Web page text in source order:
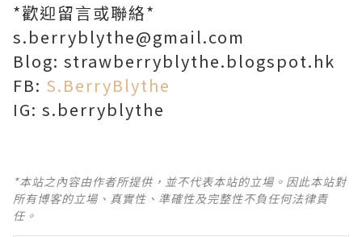
*歡迎留言或聯絡*
s.berryblythe@gmail.com
Blog: strawberryblythe.blogspot.hk
FB: S.BerryBlythe
IG: s.berryblythe
*本站之內容由作者所提供，並不代表本站的立場。因此本站對
所有博客的立場、真實性、準確性及完整性不負任何法律責
任。